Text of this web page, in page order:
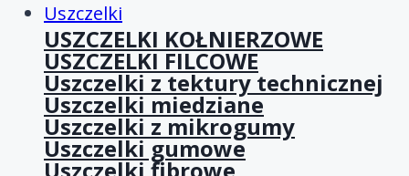
Uszczelki
USZCZELKI KOŁNIERZOWE
USZCZELKI FILCOWE
Uszczelki z tektury technicznej
Uszczelki miedziane
Uszczelki z mikrogumy
Uszczelki gumowe